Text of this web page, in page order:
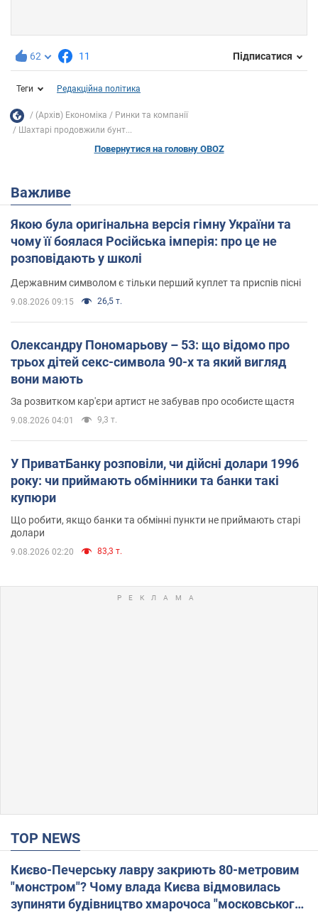
62 11 Підписатися
Теги Редакційна політика
(Архів) Економіка
Ринки та компанії
Шахтарі продовжили бунт...
Повернутися на головну OBOZ
Важливе
Якою була оригінальна версія гімну України та
чому її боялася Російська імперія: про це не
розповідають у школі
Державним символом є тільки перший куплет та приспів пісні
9.08.2026 09:15 26,5 т.
Олександру Пономарьову – 53: що відомо про
трьох дітей секс-символа 90-х та який вигляд
вони мають
За розвитком кар'єри артист не забував про особисте щастя
9.08.2026 04:01 9,3 т.
У ПриватБанку розповіли, чи дійсні долари 1996
року: чи приймають обмінники та банки такі
купюри
Що робити, якщо банки та обмінні пункти не приймають старі
долари
9.08.2026 02:20 83,3 т.
TOP NEWS
Києво-Печерську лавру закриють 80-метровим
"монстром"? Чому влада Києва відмовилась
зупиняти будівництво хмарочоса "московського